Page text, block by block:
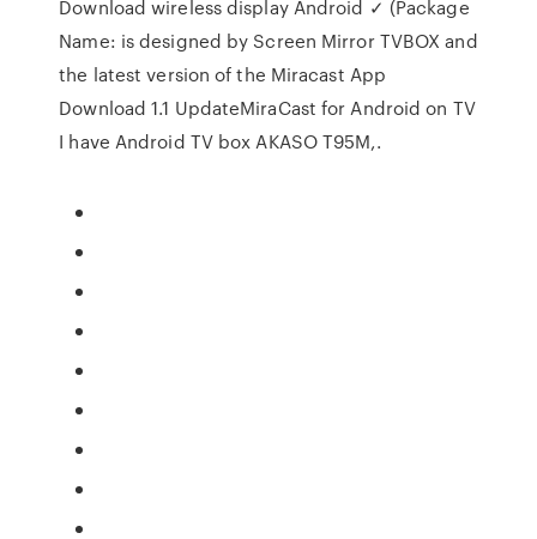
Download wireless display Android ✓ (Package
Name: is designed by Screen Mirror TVBOX and
the latest version of the Miracast App
Download 1.1 UpdateMiraCast for Android on TV
I have Android TV box AKASO T95M,.